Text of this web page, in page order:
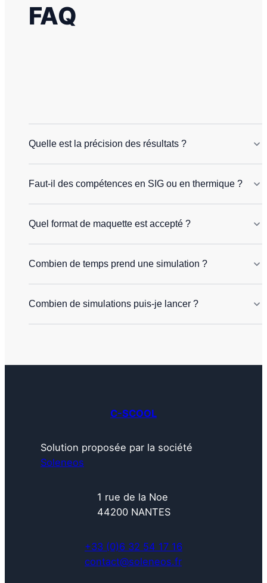
FAQ
Quelle est la précision des résultats ?
Faut-il des compétences en SIG ou en thermique ?
Quel format de maquette est accepté ?
Combien de temps prend une simulation ?
Combien de simulations puis-je lancer ?
C-SCOOL
Solution proposée par la société
Soleneos
1 rue de la Noe
44200 NANTES
+33 (0)6 32 54 17 16
contact@soleneos.fr